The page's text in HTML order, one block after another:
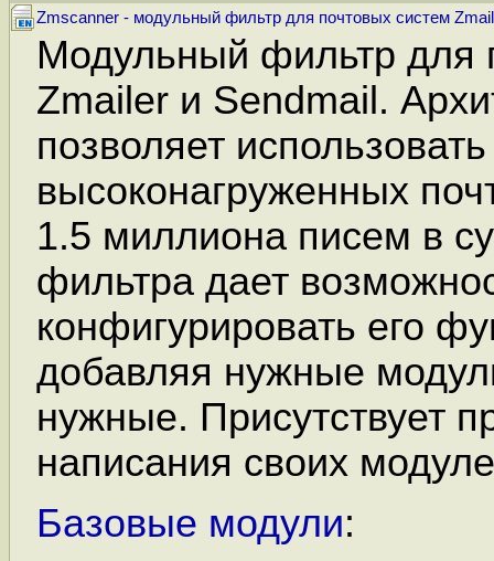
Zmscanner - модульный фильтр для почтовых систем
Модульный фильтр для
Zmailer и Sendmail.
позволяет
высоконагруженных
1.5 миллиона писем в
фильтра дает
конфигурировать его
добавляя нужные
нужные. Присутствует
написания своих
Базовые модули: